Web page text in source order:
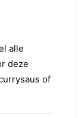
alle
deze
of